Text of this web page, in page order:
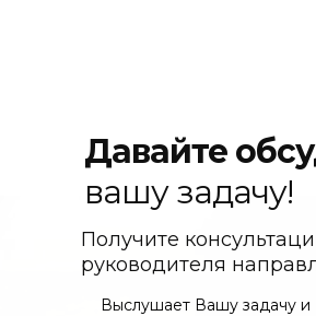
Давайте
вашу задачу!
Выслушает Вашу задачу и
Получите
руководителя